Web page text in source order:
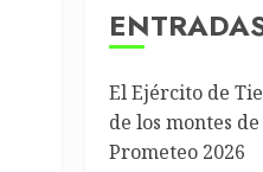
El Ejército de
de los montes
Prometeo 2026